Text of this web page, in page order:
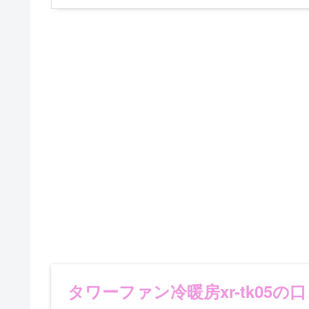
タワーファン冷暖房xr-tk05の